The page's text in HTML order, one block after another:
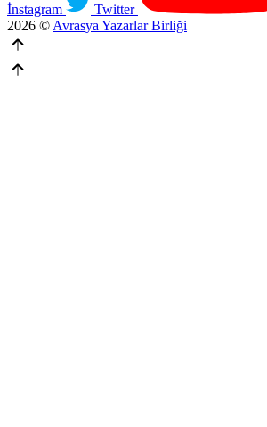
İnstagram Twitter
2026 © Avrasya Yazarlar Birliği